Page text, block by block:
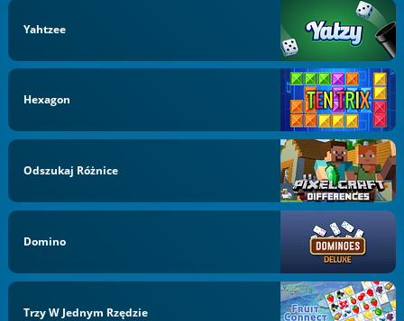
Yahtzee
Hexagon
Odszukaj Różnice
Domino
Trzy W Jednym Rzędzie